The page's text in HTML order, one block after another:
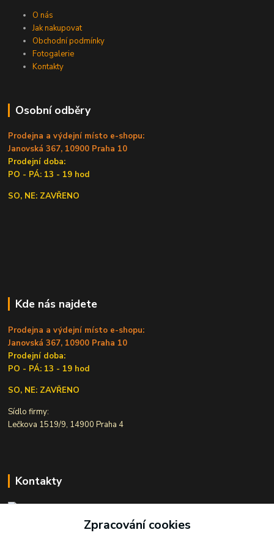
O nás
Jak nakupovat
Obchodní podmínky
Fotogalerie
Kontakty
Osobní odběry
Prodejna a výdejní místo e-shopu:
Janovská 367, 10900 Praha 10
Prodejní doba:
PO - PÁ: 13 - 19 hod
SO, NE: ZAVŘENO
Kde nás najdete
Prodejna a výdejní místo e-shopu:
Janovská 367, 10900 Praha 10
Prodejní doba:
PO - PÁ: 13 - 19 hod
SO, NE: ZAVŘENO
Sídlo firmy:
Lečkova 1519/9, 14900 Praha 4
Kontakty
Ivana ŠikováZpracování cookies